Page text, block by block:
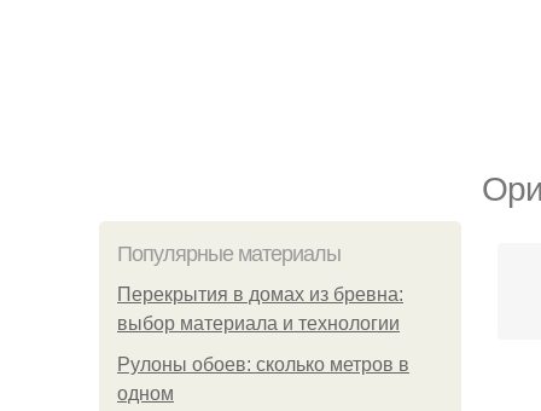
Популярные материалы
Перекрытия в домах из бревна:
выбор материала и технологии
Рулоны обоев: сколько метров в
одном